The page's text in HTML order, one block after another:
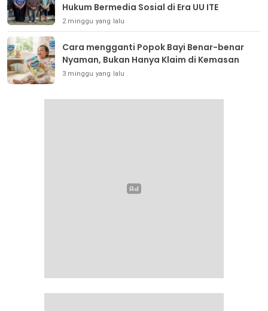
Hukum Bermedia Sosial di Era UU ITE
2 minggu yang lalu
Cara mengganti Popok Bayi Benar-benar
Nyaman, Bukan Hanya Klaim di Kemasan
3 minggu yang lalu